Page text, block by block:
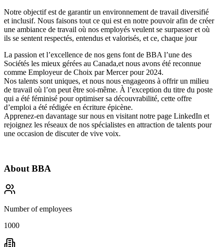
Notre objectif est de garantir un environnement de travail diversifié
et inclusif. Nous faisons tout ce qui est en notre pouvoir afin de créer
une ambiance de travail où nos employés veulent se surpasser et où
ils se sentent respectés, entendus et valorisés, et ce, chaque jour
La passion et l’excellence de nos gens font de BBA l’une des
Sociétés les mieux gérées au Canada,et nous avons été reconnue
comme Employeur de Choix par Mercer pour 2024.
Nos talents sont uniques, et nous nous engageons à offrirun milieu
de travail où l’on peut être soi-même. À l’exception du titre du poste
qui a été féminisé pour optimiser sa découvrabilité, cette offre
d’emploi a été rédigée en écriture épicène.
Apprenez-en davantage sur nous en visitant notre page LinkedIn et
rejoignez les réseaux de nos spécialistes en attraction de talents pour
une occasion de discuter de vive voix.
About BBA
Number of employees
1000